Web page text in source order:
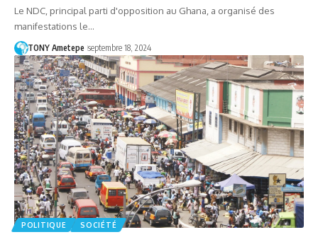
Le NDC, principal parti d'opposition au Ghana, a organisé des
manifestations le…
TONY Ametepe septembre 18, 2024
POLITIQUE SOCIÉTÉ